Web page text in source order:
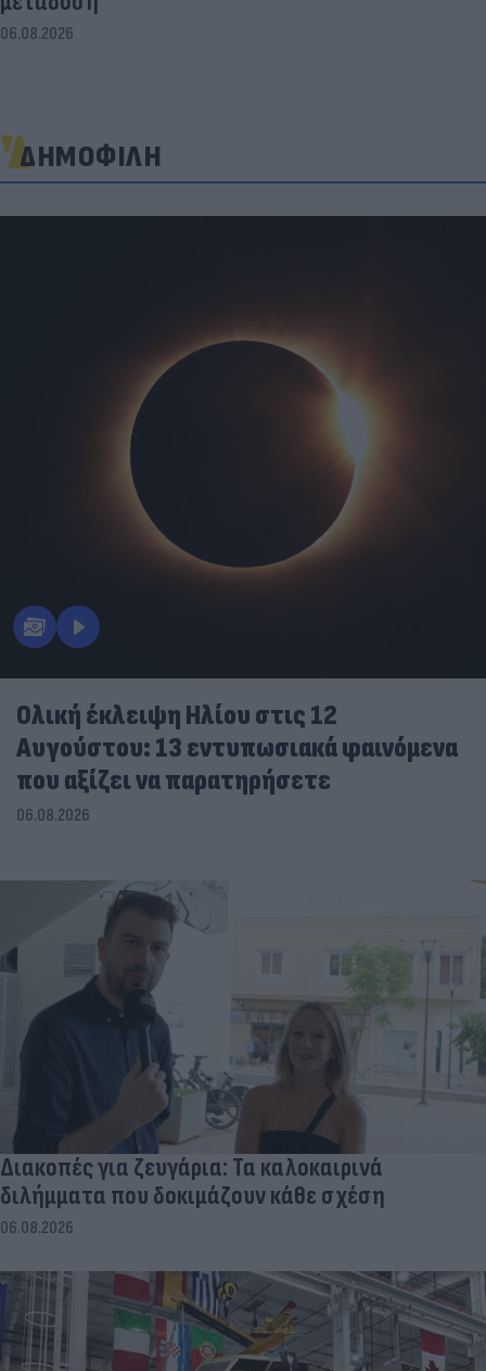
06.08.2026
ΔΗΜΟΦΙΛΗ
Ολική έκλειψη Ηλίου στις 12
Αυγούστου: 13 εντυπωσιακά φαινόμενα
που αξίζει να παρατηρήσετε
06.08.2026
Διακοπές για ζευγάρια: Τα καλοκαιρινά
διλήμματα που δοκιμάζουν κάθε σχέση
06.08.2026